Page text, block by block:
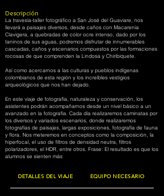
Descripción
La travesía-taller fotográfico a San José del Guaviare, nos
llevará a paisajes diversos, desde caños con Macarenia
Clavigera, a quebradas de color ocre intenso, dado por los
taninos de sus aguas, podremos disfrutar de innumerables
cascadas, caños y escenarios compuestos por las formaciones
rocosas de que comprenden la Lindosa y Chiribiquete.
Así como acercarnos a las culturas y pueblos indígenas
colombianos de esta región y los increíbles vestigios
arqueológicos que nos han dejado.
En este viaje de fotografía, naturaleza y conservación, los
asistentes podrán acompañarnos desde un nivel básico a un
avanzado en la fotografía. Cada día realizaremos caminatas por
los diversos y variados escenarios, donde realizaremos
fotografías de paisajes, largas exposiciones, fotografía de fauna
y flora. Nos meteremos en conceptos como la composición, la
hiperfocal, el uso de filtros de densidad neutra, filtros
polarizadores, el HDR, entre otros. Frase: El resultado es que los
alumnos se sienten más
DETALLES DEL VIAJE EQUIPO NECESARIO